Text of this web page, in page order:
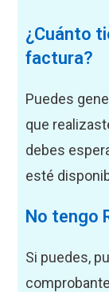
¿Cuánto
factura?
Puedes
que
debes
esté
No tengo
Si puedes,